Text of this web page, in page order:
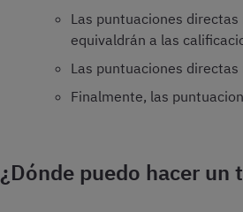
Las puntuaciones
equivaldrán a las
Las puntuaciones
Finalmente, las
¿Dónde puedo hacer